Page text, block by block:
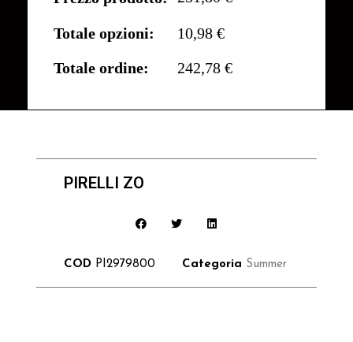
Totale opzioni:
10,98 €
Totale ordine:
242,78 €
PIRELLI ZO
COD PI2979800 Categoria Summer